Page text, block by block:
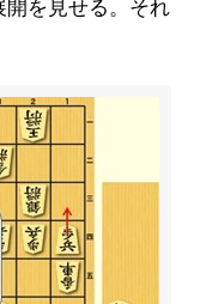
を見せる。それ